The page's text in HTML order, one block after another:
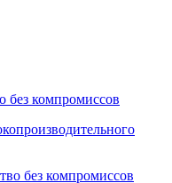
без компромиссов